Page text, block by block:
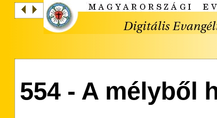
554 - A mélyből